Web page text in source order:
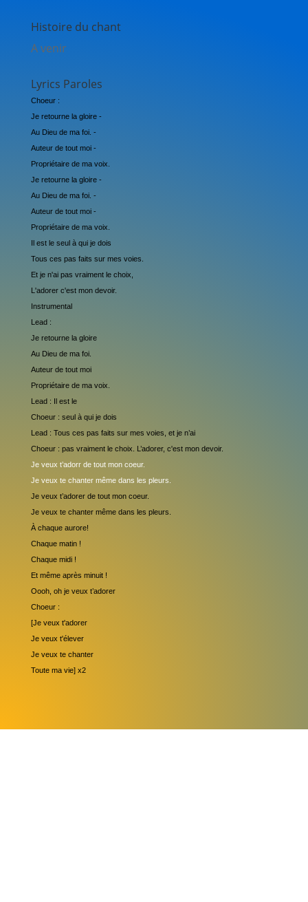
Histoire du chant
A venir
Lyrics Paroles
Choeur :
Je retourne la gloire -
Au Dieu de ma foi. -
Auteur de tout moi -
Propriétaire de ma voix.
Je retourne la gloire -
Au Dieu de ma foi. -
Auteur de tout moi -
Propriétaire de ma voix.
Il est le seul à qui je dois
Tous ces pas faits sur mes voies.
Et je n'ai pas vraiment le choix,
L'adorer c'est mon devoir.
Instrumental
Lead :
Je retourne la gloire
Au Dieu de ma foi.
Auteur de tout moi
Propriétaire de ma voix.
Lead : Il est le
Choeur : seul à qui je dois
Lead : Tous ces pas faits sur mes voies, et je n’ai
Choeur : pas vraiment le choix. L’adorer, c'est mon devoir.
Je veux t’adorr de tout mon coeur.
Je veux te chanter même dans les pleurs.
Je veux t’adorer de tout mon coeur.
Je veux te chanter même dans les pleurs.
À chaque aurore!
Chaque matin !
Chaque midi !
Et même après minuit !
Oooh, oh je veux t’adorer
Choeur :
[Je veux t'adorer
Je veux t'élever
Je veux te chanter
Toute ma vie] x2